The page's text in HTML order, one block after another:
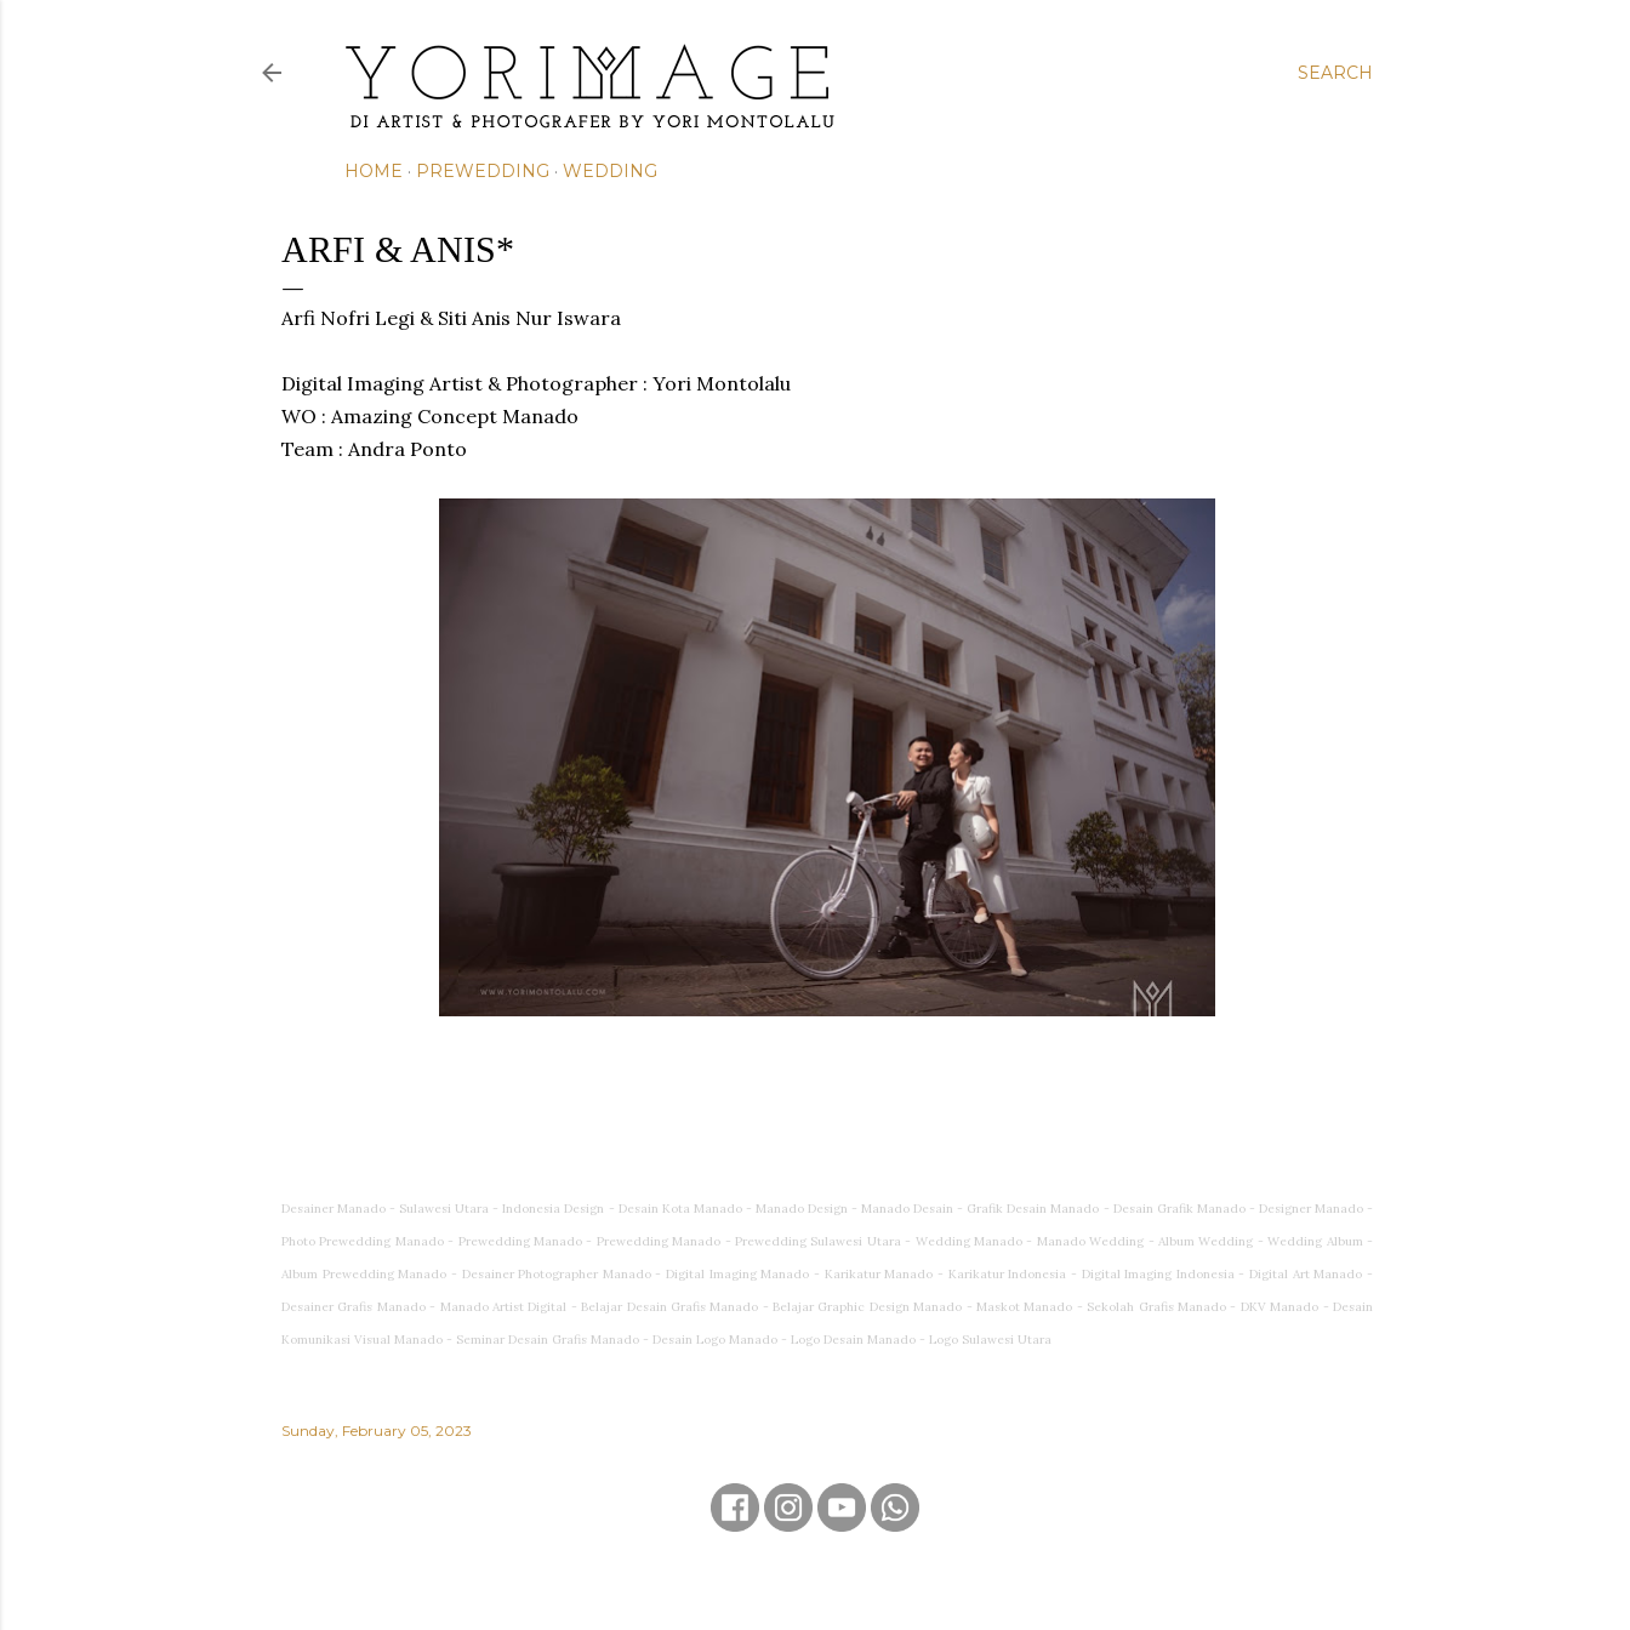
SEARCH
HOME PREWEDDING WEDDING
ARFI & ANIS*
Arfi Nofri Legi & Siti Anis Nur Iswara
Digital Imaging Artist & Photographer : Yori Montolalu
WO : Amazing Concept Manado
Team : Andra Ponto
Desainer Manado - Sulawesi Utara - Indonesia Design - Desain Kota Manado - Manado Design - Manado Desain - Grafik Desain Manado - Desain Grafik Manado - Designer Manado -
Photo Prewedding Manado - Prewedding Manado - Prewedding Manado - Prewedding Sulawesi Utara - Wedding Manado - Manado Wedding - Album Wedding - Wedding Album -
Album Prewedding Manado - Desainer Photographer Manado - Digital Imaging Manado - Karikatur Manado - Karikatur Indonesia - Digital Imaging Indonesia - Digital Art Manado -
Desainer Grafis Manado - Manado Artist Digital - Belajar Desain Grafis Manado - Belajar Graphic Design Manado - Maskot Manado - Sekolah Grafis Manado - DKV Manado - Desain
Komunikasi Visual Manado - Seminar Desain Grafis Manado - Desain Logo Manado - Logo Desain Manado - Logo Sulawesi Utara
Sunday, February 05, 2023